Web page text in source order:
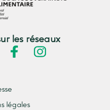
les réseaux
légales